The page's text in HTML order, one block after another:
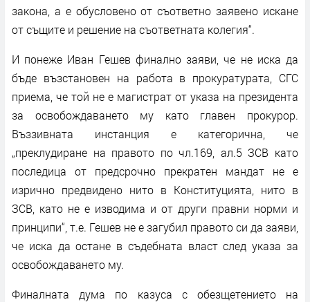
закона, а е обусловено от съответно заявено искане
от същите и решение на съответната колегия“.
И понеже Иван Гешев финално заяви, че не иска да
бъде възстановен на работа в прокуратурата, СГС
приема, че той не е магистрат от указа на президента
за освобождаването му като главен прокурор.
Въззивната инстанция е категорична, че
„преклудиране на правото по чл.169, ал.5 ЗСВ като
последица от предсрочно прекратен мандат не е
изрично предвидено нито в Конституцията, нито в
ЗСВ, като не е изводима и от други правни норми и
принципи“, т.е. Гешев не е загубил правото си да заяви,
че иска да остане в съдебната власт след указа за
освобождаването му.
Финалната дума по казуса с обезщетението на